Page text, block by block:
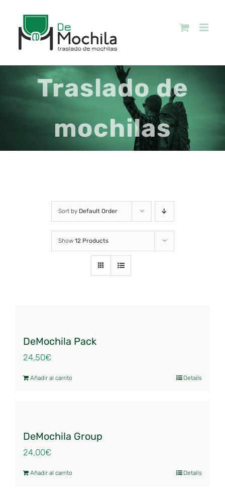
content
Traslado de
mochilas
Sort by Default Order
Show 12 Products
DeMochila Pack
24,50€
Añadir al carrito Details
DeMochila Group
24,00€
Añadir al carrito Details